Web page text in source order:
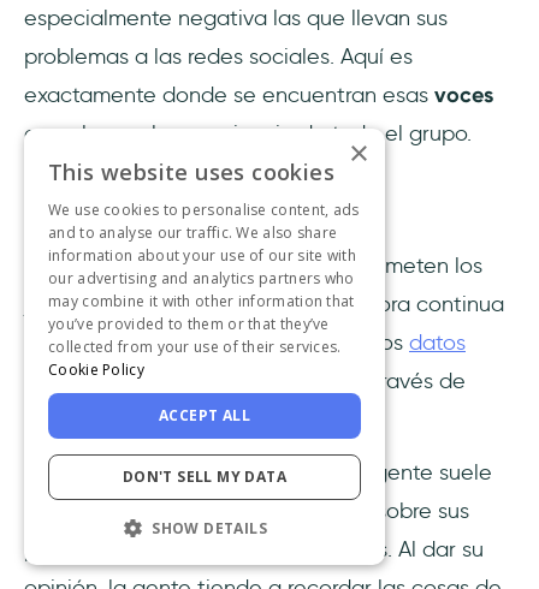
especialmente negativa las que llevan sus
problemas a las redes sociales. Aquí es
exactamente donde se encuentran esas voces
que ahogan la experiencia de todo el grupo.
3- Observación minuciosa
Sin embargo, unerror comúnque cometen los
jefes de producto en la fase de mejora continua
es basarse casi exclusivamente en los datos
autoinformados
por los usuarios, a través de
encuestas y foros.
Aunque los usuarios no mienten, la gente suele
ser muy mala a la hora de informar sobre sus
propias actividades y razonamientos. Al dar su
×
This website uses cookies
We use cookies to personalise content, ads
and to analyse our traffic. We also share
information about your use of our site with
our advertising and analytics partners who
may combine it with other information that
you’ve provided to them or that they’ve
collected from your use of their services.
Cookie Policy
ACCEPT ALL
DON'T SELL MY DATA
SHOW DETAILS